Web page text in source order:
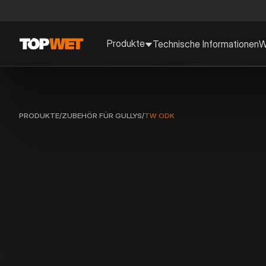
Produkte Technische Informationen
PRODUKTE/ZUBEHÖR FÜR GULLYS/TW ODK